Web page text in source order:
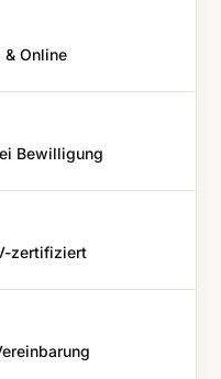
& Online
Bewilligung
zertifiziert